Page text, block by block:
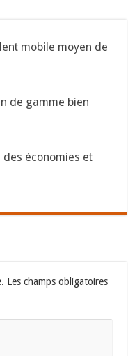
mobile moyen de
de gamme bien
des économies et
Les champs obligatoires